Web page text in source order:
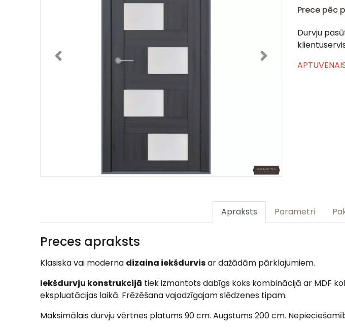
Prece pēc
Durvju
Apraksts Parametri
Preces apraksts
Klasiska vai moderna dizaina iekšdurvisar dažādām pārklajumiem.
Iekšdurvju konstrukcijā tiek izmantots dabīgs koks kombinācijā ar MDF
ekspluatācijas laikā. Frēzēšana vajadzīgajam slēdzenes tipam.
Maksimālais durvju vērtnes platums 90 cm. Augstums 200 cm.